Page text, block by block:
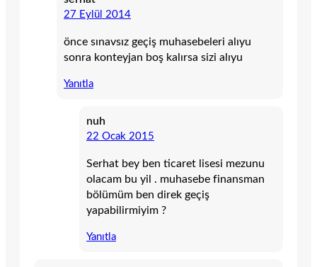
27 Eylül 2014
önce sınavsız geçiş muhasebeleri alıyu
sonra konteyjan boş kalırsa sizi alıyu
Yanıtla
nuh
22 Ocak 2015
Serhat bey ben ticaret lisesi mezunu
olacam bu yil . muhasebe finansman
bölümüm ben direk geçiş
yapabilirmiyim ?
Yanıtla